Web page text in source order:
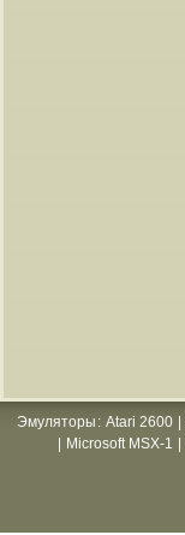
Эмуляторы : Atari 2600
Microsoft MSX-1